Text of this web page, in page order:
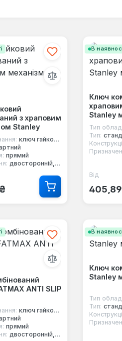
з храповим
Stanley
ключ гайковий
прямий
двосторонній, 12-ти гранний, з тріскачкою
ціна:
В
Ключ
Stanley
Тип
Тип:
Від
ANTI SLIP
ключ гайковий
прямий
двосторонній, 12-ти гранний, комбінований
В
Ключ
Stanley
Тип
Тип: